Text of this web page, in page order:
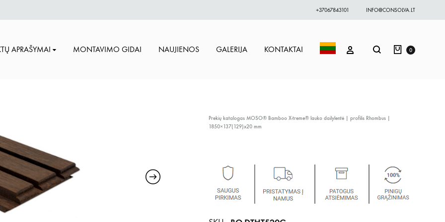
+37067843101 INFO@CONSOLVA.LT
APRAŠYMAI MONTAVIMO GIDAI NAUJIENOS GALERIJA KONTAKTAI PRISIJUNGTI
Paieška Krepšelis
0
Prekių katalogas MOSO® Bamboo X-treme® lauko dailylentė | profilis Rhombus |
1850×137(129)x20 mm